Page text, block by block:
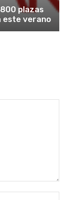
plazas
este verano